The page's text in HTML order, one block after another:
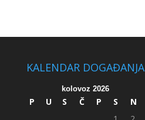
KALENDAR DOGAĐANJA
kolovoz 2026
P U S Č P S
N